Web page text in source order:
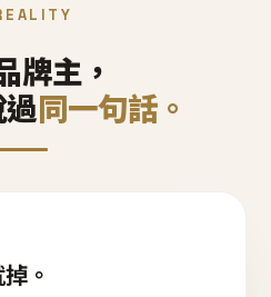
牌主，
同一句話。
。